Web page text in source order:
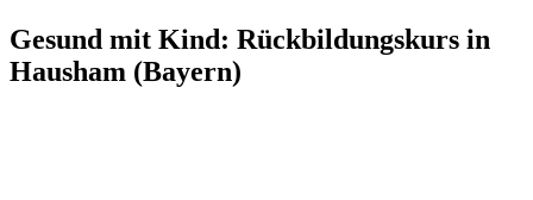
Gesund mit Kind: Rückbildungskurs in
Hausham (Bayern)